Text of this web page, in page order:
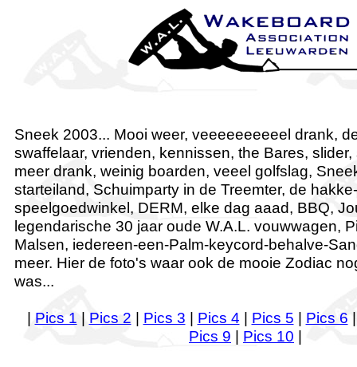
Sneek 2003... Mooi weer, veeeeeeeeeel drank,
swaffelaar, vrienden, kennissen, the Bares,
meer drank, weinig boarden, veeel golfslag,
starteiland, Schuimparty in de Treemter, de
speelgoedwinkel, DERM, elke dag aaad, BBQ,
legendarische 30 jaar oude W.A.L. vouwwagen,
Malsen, iedereen-een-Palm-keycord-behalve-
meer. Hier de foto's waar ook de mooie Zodiac
was...
| Pics 1 | Pics 2 | Pics 3 | Pics 4 | Pics 5 | Pics 6
Pics 9 | Pics 10 |